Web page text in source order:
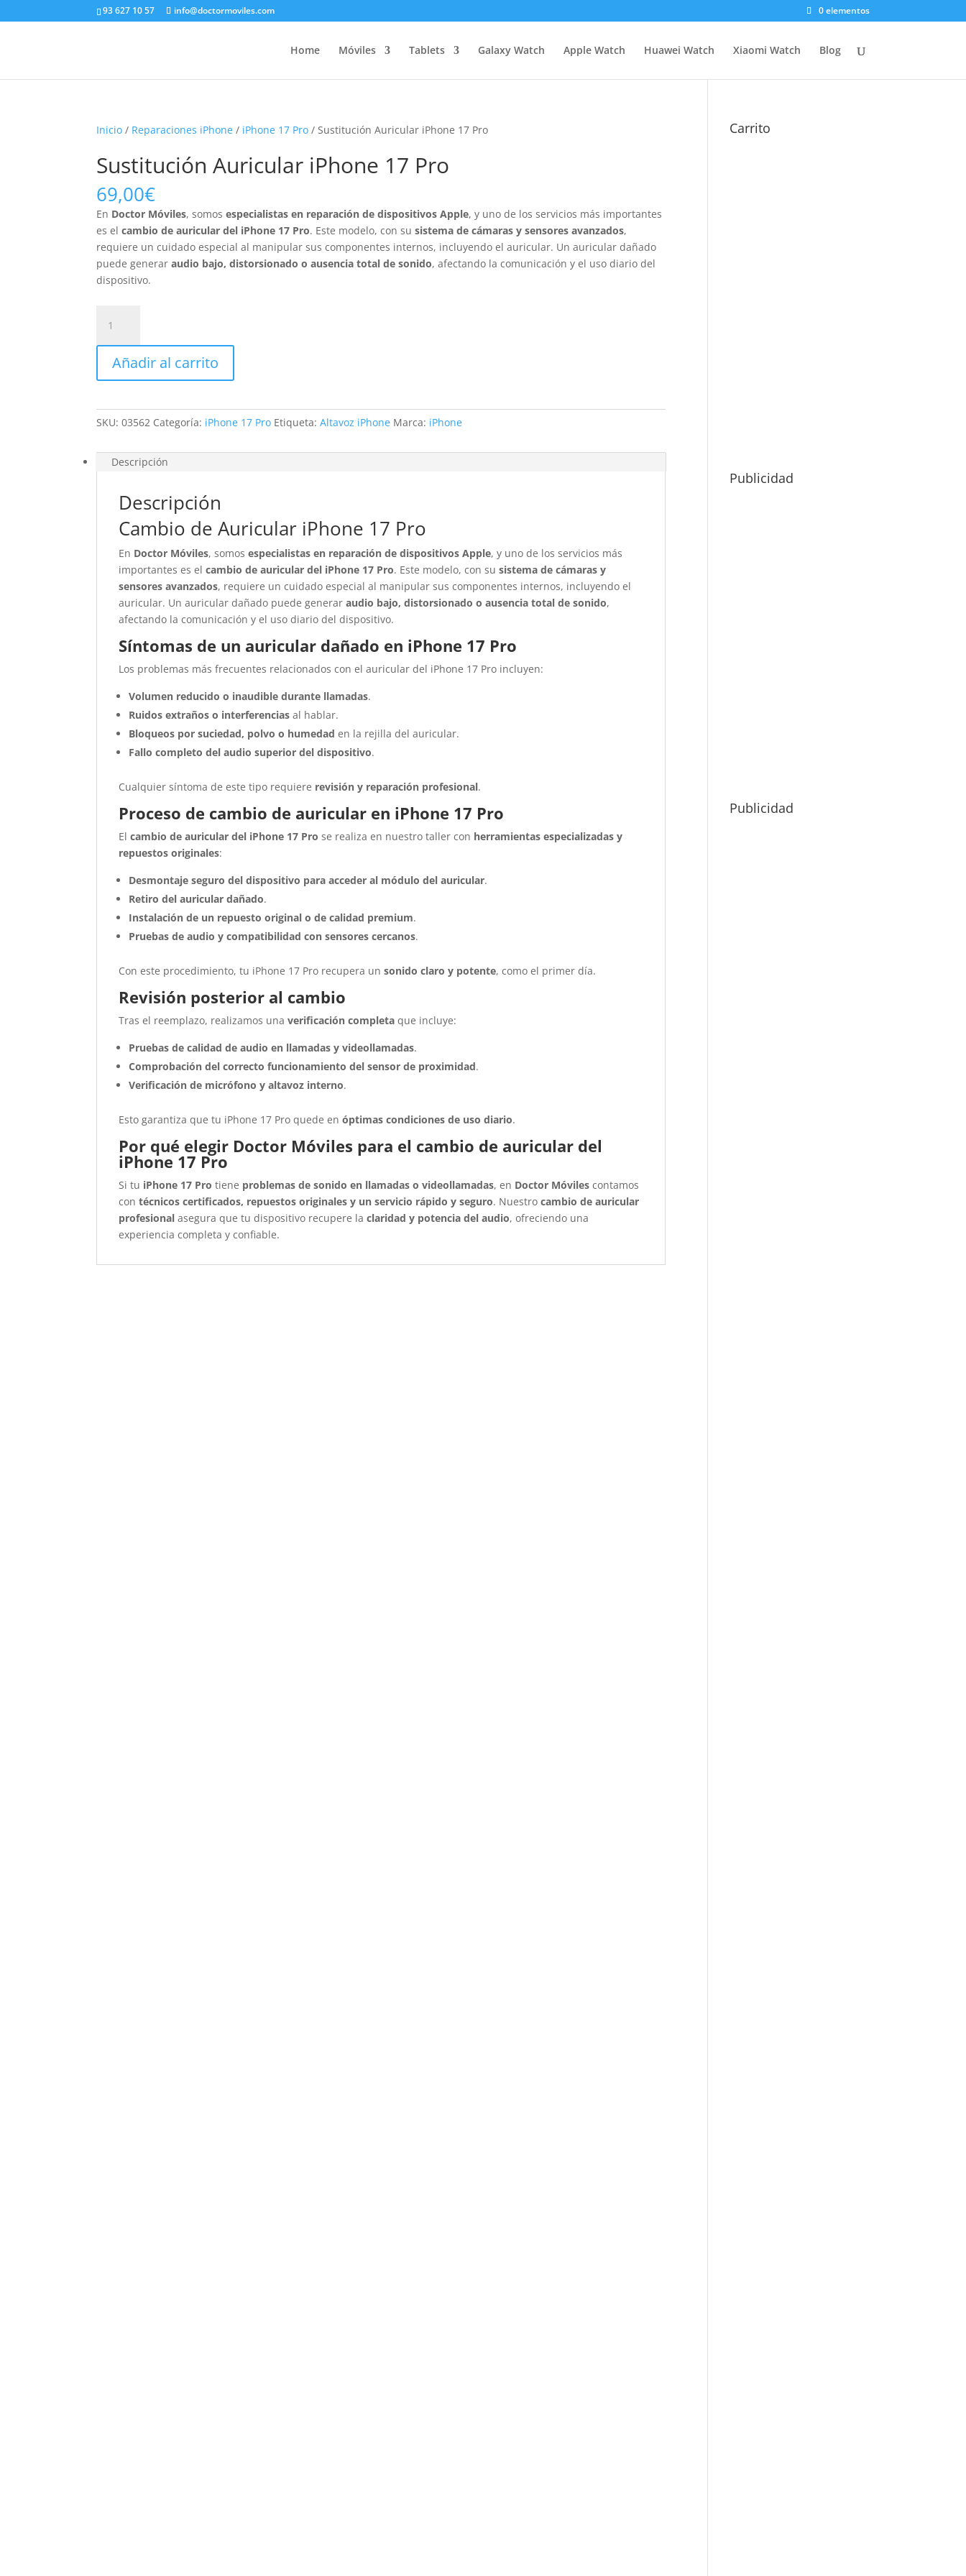
93 627 10 57 info@doctormoviles.com 0 elementos
Home Móviles Tablets Galaxy Watch Apple Watch Huawei Watch Xiaomi Watch Blog
Inicio / Reparaciones iPhone / iPhone 17 Pro / Sustitución Auricular iPhone 17 Pro
Sustitución Auricular iPhone 17 Pro
69,00€
En Doctor Móviles, somosespecialistas en reparación de dispositivos Apple, y uno de los servicios más importantes
es elcambio de auricular del iPhone 17 Pro. Este modelo, con susistema de cámaras y sensores avanzados,
requiere un cuidado especial al manipular sus componentes internos, incluyendo el auricular. Un auricular dañado
puede generaraudio bajo, distorsionado o ausencia total de sonido, afectando la comunicación y el uso diario del
dispositivo.
Auricular
iPhone
Pro
Añadir al carrito
SKU:03562 Categoría: iPhone 17 Pro Etiqueta:Altavoz iPhone Marca: iPhone
Descripción
Descripción
Cambio de Auricular iPhone 17 Pro
En Doctor Móviles, somosespecialistas en reparación de dispositivos Apple, y uno de los servicios más
importantes es elcambio de auricular del iPhone 17 Pro. Este modelo, con susistema de cámaras y
sensores avanzados, requiere un cuidado especial al manipular sus componentes internos, incluyendo el
auricular. Un auricular dañado puede generaraudio bajo, distorsionado o ausencia total de sonido,
afectando la comunicación y el uso diario del dispositivo.
Síntomas de un auricular dañado en iPhone 17 Pro
Los problemas más frecuentes relacionados con el auricular del iPhone 17 Pro incluyen:
Volumen reducido o inaudible durante llamadas.
Ruidos extraños o interferencias al hablar.
Bloqueos por suciedad, polvo o humedad en la rejilla del auricular.
Fallo completo del audio superior del dispositivo.
Cualquier síntoma de este tipo requiere revisión y reparación profesional.
Proceso de cambio de auricular en iPhone 17 Pro
Elcambio de auricular del iPhone 17 Pro se realiza en nuestro taller con herramientas especializadas y
repuestos originales:
Desmontaje seguro del dispositivo para acceder al módulo del auricular.
Retiro del auricular dañado.
Instalación de un repuesto original o de calidad premium.
Pruebas de audio y compatibilidad con sensores cercanos.
Con este procedimiento, tu iPhone 17 Pro recupera unsonido claro y potente, como el primer día.
Revisión posterior al cambio
Tras el reemplazo, realizamos unaverificación completa que incluye:
Pruebas de calidad de audio en llamadas y videollamadas.
Comprobación del correcto funcionamiento del sensor de proximidad.
Verificación de micrófono y altavoz interno.
Esto garantiza que tu iPhone 17 Pro quede enóptimas condiciones de uso diario.
Por qué elegir Doctor Móviles para el cambio de auricular del
iPhone 17 Pro
Si tu iPhone 17 Pro tiene problemas de sonido en llamadas o videollamadas, en Doctor Móviles contamos
contécnicos certificados, repuestos originales y un servicio rápido y seguro. Nuestrocambio de auricular
profesional asegura que tu dispositivo recupere laclaridad y potencia del audio, ofreciendo una
experiencia completa y confiable.
Carrito
Publicidad
Publicidad